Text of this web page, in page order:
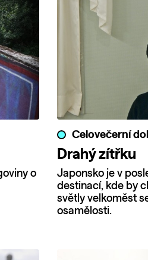
o
Celovečerní
Drahý zítřku
Japonsko je v
destinací, kde by
světly velkoměst
osamělosti.